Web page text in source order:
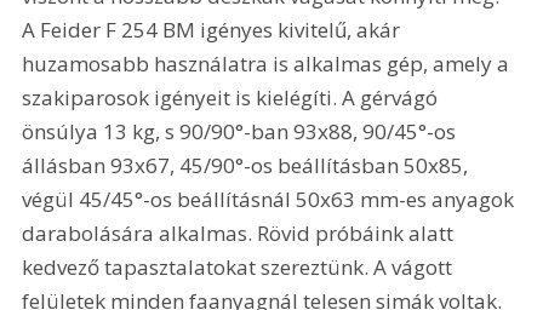
A Feider F 254 BM igényes kivitelű, akár
huzamosabb használatra is alkalmas gép, amely a
szakiparosok igényeit is kielégíti. A gérvágó
önsúlya 13 kg, s 90/90°-ban 93x88, 90/45°-os
állásban 93x67, 45/90°-os beállításban 50x85,
végül 45/45°-os beállításnál 50x63 mm-es anyagok
darabolására alkalmas. Rövid próbáink alatt
kedvező tapasztalatokat szereztünk. A vágott
felületek minden faanyagnál telesen simák voltak.